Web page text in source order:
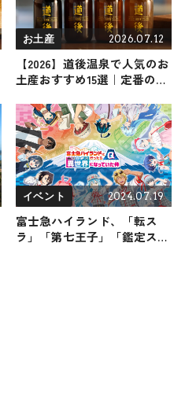
お土産 2026.07.12
【2026】道後温泉で人気のお
土産おすすめ15選｜定番のお
ばらまき用まで幅広く紹介
イベント 2024.07.19
富士急ハイランド、「転ス
ラ」「第七王子」「鑑定スキ